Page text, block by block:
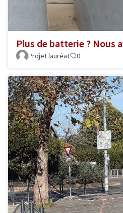
Plus de batterie ? Nous
Projet lauréat 0